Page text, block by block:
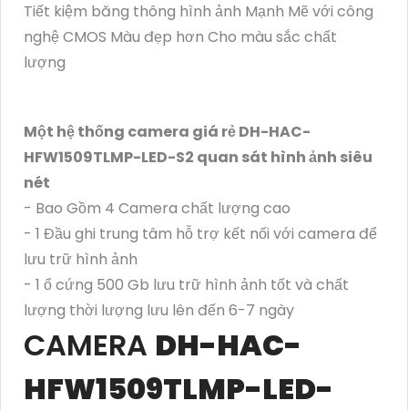
Tiết kiệm băng thông hình ảnh Mạnh Mẽ với công
nghệ CMOS Màu đẹp hơn Cho màu sắc chất
lượng
Một hệ thống camera giá rẻ DH-HAC-
HFW1509TLMP-LED-S2 quan sát hình ảnh siêu
nét
- Bao Gồm 4 Camera chất lượng cao
- 1 Đầu ghi trung tâm hỗ trợ kết nối với camera để
lưu trữ hình ảnh
- 1 ổ cứng 500 Gb lưu trữ hình ảnh tốt và chất
lượng thời lượng lưu lên đến 6-7 ngày
CAMERA DH-HAC-
HFW1509TLMP-LED-